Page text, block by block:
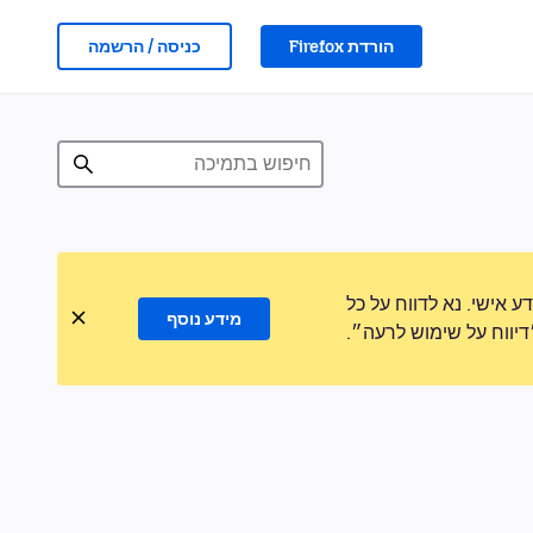
הורדת Firefox כניסה / הרשמה
אישי. נא לדווח על כל
על שימוש לרעה״.
מידע נוסף